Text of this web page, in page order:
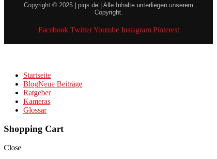
Copyright © 2025 | piqs.de | Alle Inhalte unterliegen unserem
Copyright.
Facebook Twitter Youtube Instagram Pinterest
Startseite
BlogNeue Beiträge
Ratgeber
Kameras
Glossar
Shopping Cart
Close